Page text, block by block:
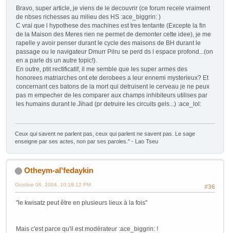
Bravo, super article, je viens de le decouvrir (ce forum recele vraiment
de nbses richesses au milieu des HS :ace_biggrin: )
C vrai que l hypothese des machines est tres tentante (Excepte la fin
de la Maison des Meres rien ne permet de demonter cette idee), je me
rapelle y avoir penser durant le cycle des maisons de BH durant le
passage ou le navigateur Dmurr Pilru se perd ds l espace profond...(on
en a parle ds un autre topic!).
En outre, ptit rectificatif, il me semble que les super armes des
honorees matriarches ont ete derobees a leur ennemi mysterieux? Et
concernant ces batons de la mort qui detruisent le cerveau je ne peux
pas m empecher de les comparer aux champs inhibiteurs utilises par
les humains durant le Jihad (pr detruire les circuits gels...) :ace_lol:
Ceux qui savent ne parlent pas, ceux qui parlent ne savent pas. Le sage
enseigne par ses actes, non par ses paroles." - Lao Tseu
Otheym-al'fedaykin
#36
Octobre 06, 2004, 10:19:12 PM
"le kwisatz peut être en plusieurs lieux à la fois"
Mais c'est parce qu'il est modérateur :ace_biggrin: !